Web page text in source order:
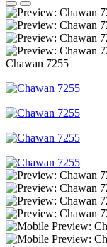
Chawan 7255